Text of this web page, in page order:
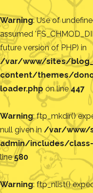
Warning: Use of
assumed
future version of PHP) in
/var/www/sites/
content/themes/
loader.php on line447
Warning: ftp_mkdir()
null given in /var/www/
admin/includes/
line580
Warning: ftp_nlist()